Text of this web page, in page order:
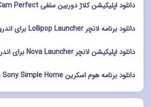
دانلود اپلیکیشن کلاژ دوربین سلفی YouCam Perfect برای اندروید
دانلود برنامه لانچر Lollipop Launcher برای اندروید
دانلود اپلیکیشن لانچر Nova Launcher برای اندروید
دانلود برنامه هوم اسکرین Sony Simple Home برای اندروید